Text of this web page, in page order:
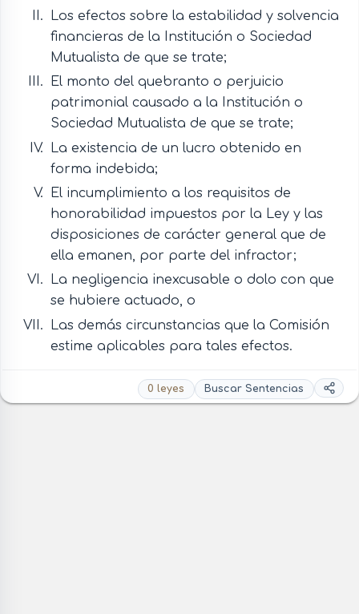
Los efectos sobre la estabilidad y solvencia
financieras de la Institución o Sociedad
Mutualista de que se trate;
El monto del quebranto o perjuicio
patrimonial causado a la Institución o
Sociedad Mutualista de que se trate;
La existencia de un lucro obtenido en
forma indebida;
El incumplimiento a los requisitos de
honorabilidad impuestos por la Ley y las
disposiciones de carácter general que de
ella emanen, por parte del infractor;
La negligencia inexcusable o dolo con que
se hubiere actuado, o
Las demás circunstancias que la Comisión
estime aplicables para tales efectos.
0 leyes Buscar Sentencias